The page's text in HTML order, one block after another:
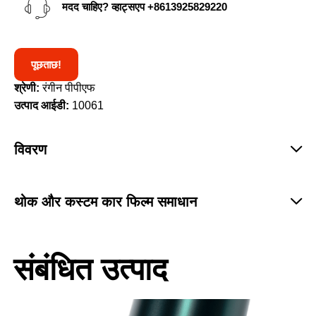
मदद चाहिए? व्हाट्सएप+8613925829220
पूछताछ!
श्रेणी:रंगीन पीपीएफ
उत्पाद आईडी: 10061
विवरण
थोक और कस्टम कार फिल्म समाधान
संबंधित उत्पाद